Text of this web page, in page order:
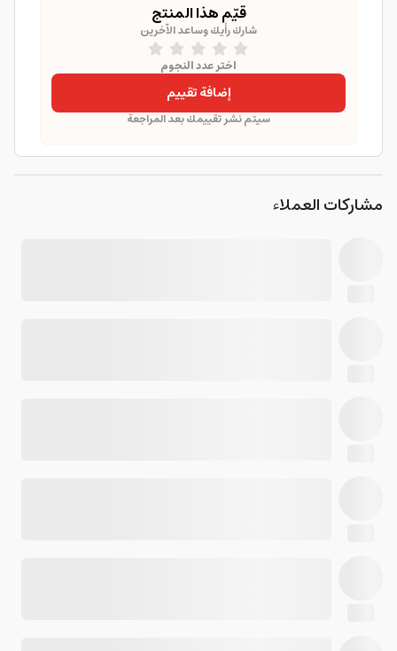
قيّم هذا المنتج
شارك رأيك وساعد الآخرين
اختر عدد النجوم
إضافة تقييم
سيتم نشر تقييمك بعد المراجعة
مشاركات العملاء